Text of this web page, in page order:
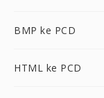
BMP ke PCD
HTML ke PCD